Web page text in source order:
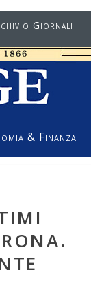
Giornali
& Finanza